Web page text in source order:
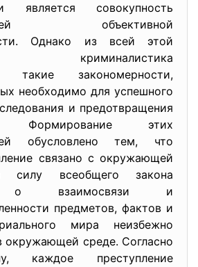
является совокупность
объективной
Однако из всей этой
криминалистика
такие закономерности,
необходимо для успешного
и предотвращения
Формирование этих
обусловлено тем, что
связано с окружающей
всеобщего закона
о взаимосвязи и
предметов, фактов и
мира неизбежно
окружающей среде. Согласно
каждое преступление